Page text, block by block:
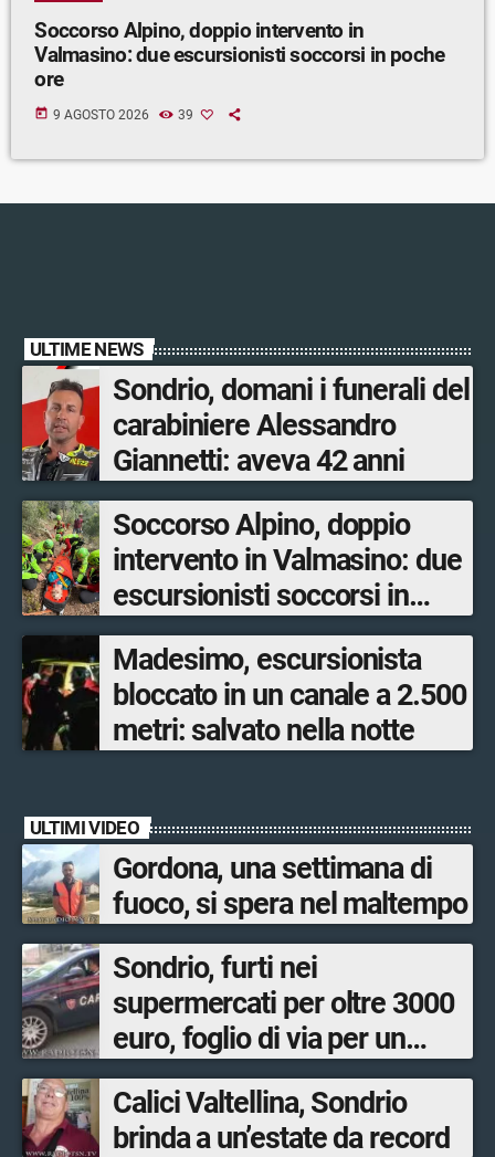
Soccorso Alpino, doppio intervento in
Valmasino: due escursionisti soccorsi in poche
ore
today 9 AGOSTO 2026 39
ULTIME NEWS
Sondrio, domani i funerali del
carabiniere Alessandro
Giannetti: aveva 42 anni
Soccorso Alpino, doppio
intervento in Valmasino: due
escursionisti soccorsi in
poche ore
Madesimo, escursionista
bloccato in un canale a 2.500
metri: salvato nella notte
ULTIMI VIDEO
Gordona, una settimana di
fuoco, si spera nel maltempo
Sondrio, furti nei
supermercati per oltre 3000
euro, foglio di via per un
ventinovenne
Calici Valtellina, Sondrio
brinda a un’estate da record